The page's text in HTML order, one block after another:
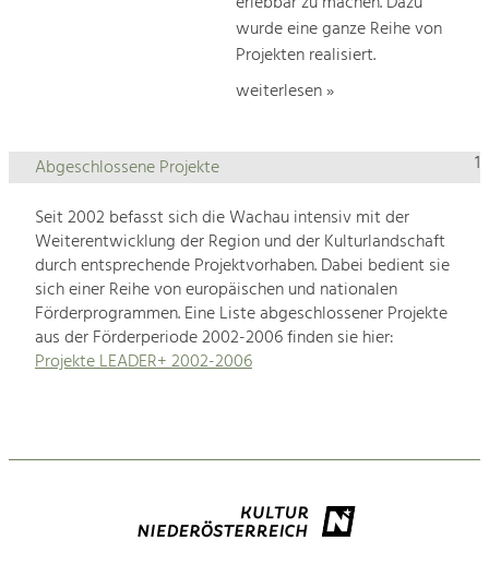
wurde eine ganze Reihe von
Projekten realisiert.
weiterlesen »
1
Abgeschlossene Projekte
Seit 2002 befasst sich die Wachau intensiv mit der
Weiterentwicklung der Region und der Kulturlandschaft
durch entsprechende Projektvorhaben. Dabei bedient sie
sich einer Reihe von europäischen und nationalen
Förderprogrammen. Eine Liste abgeschlossener Projekte
aus der Förderperiode 2002-2006 finden sie hier:
Projekte LEADER+ 2002-2006